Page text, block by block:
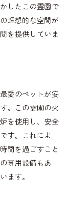
したこの霊園で
理想的な空間が
を提供していま
愛のペットが安
。この霊園の火
を使用し、安全
す。これによ
間を過ごすこと
専用設備もあ
ます。